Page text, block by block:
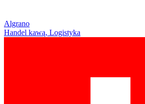
Algrano
Handel kawą, Logistyka